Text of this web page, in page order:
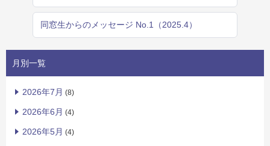
同窓生からのメッセージ No.1（2025.4）
月別一覧
2026年7月 (8)
2026年6月 (4)
2026年5月 (4)